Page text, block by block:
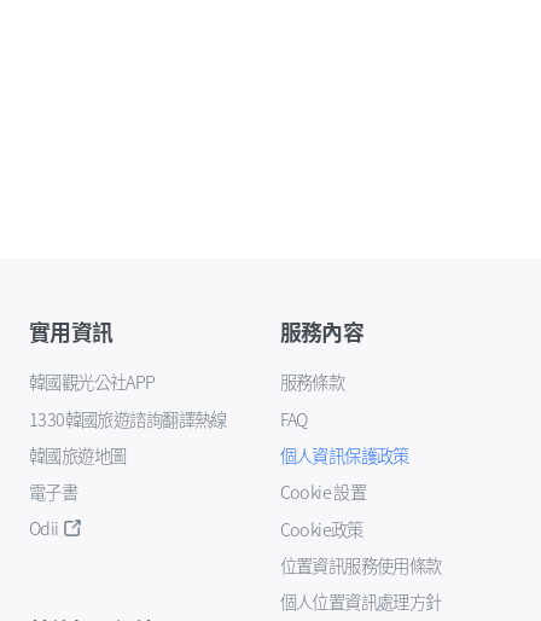
實用資訊
韓國觀光公社APP
1330韓國旅遊諮詢翻譯熱線
韓國旅遊地圖
電子書
Odii
服務內容
服務條款
FAQ
個人資訊保護政策
Cookie 設置
Cookie政策
位置資訊服務使用條款
個人位置資訊處理方針